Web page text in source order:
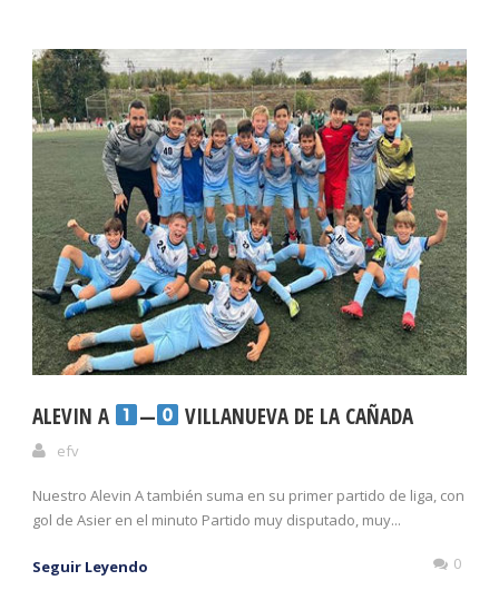
ALEVIN A — VILLANUEVA DE LA CAÑADA
efv
Nuestro Alevin A también suma en su primer partido de liga, con
gol de Asier en el minuto Partido muy disputado, muy...
Seguir Leyendo 0